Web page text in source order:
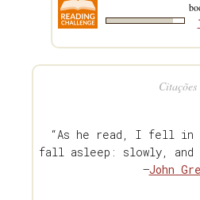
Citações
“As he read, I fell in
fall asleep: slowly, and
—John